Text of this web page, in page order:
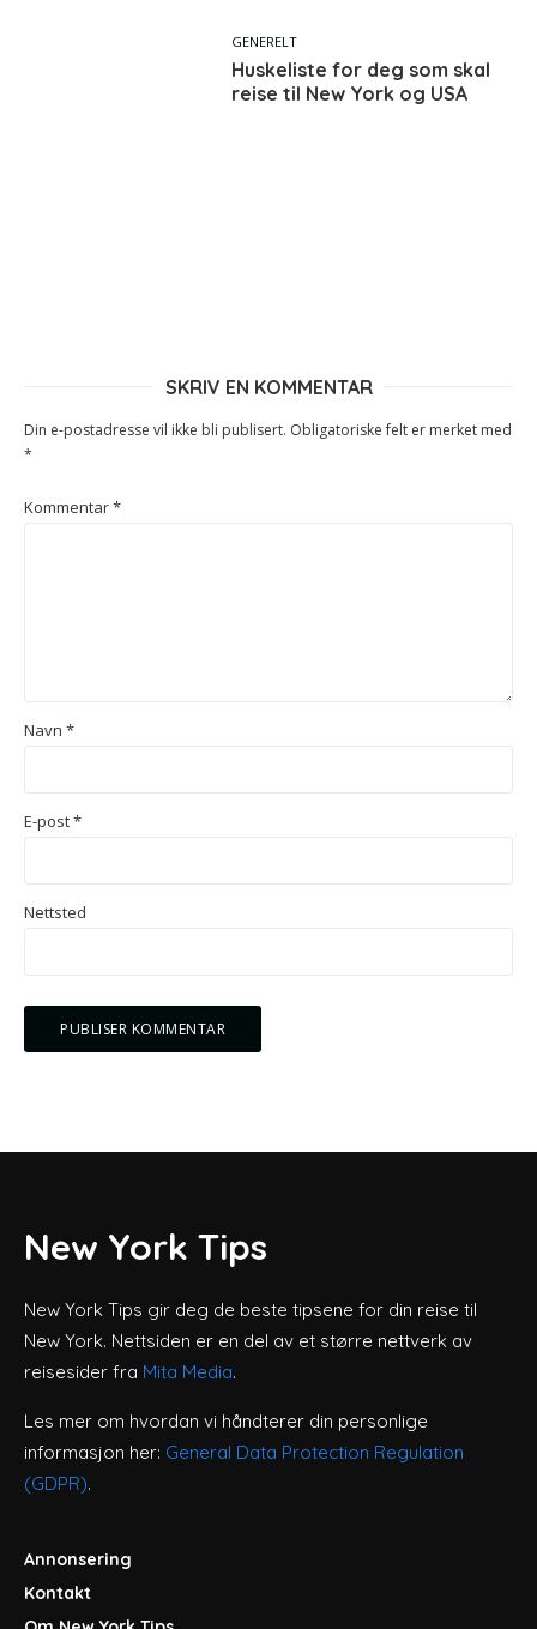
GENERELT
Huskeliste for deg som skal
reise til New York og USA
SKRIV EN KOMMENTAR
Din e-postadresse vil ikke bli publisert. Obligatoriske felt er merket med
*
Kommentar*
Navn *
E-post*
Nettsted
New York Tips
New York Tips gir deg de beste tipsene for din reise til
New York. Nettsiden er en del av et større nettverk av
reisesider fra Mita Media.
Les mer om hvordan vi håndterer din personlige
informasjon her: General Data Protection Regulation
(GDPR).
Annonsering
Kontakt